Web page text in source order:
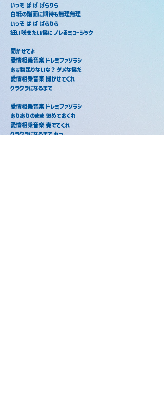
いっそ ぱ ぱ ぱらりら
白紙の譜面に期待も無理無理
いっそ ぱ ぱ ぱらりら
狂い咲きたい僕に ノレるミュージック
聞かせてよ
愛情相乗音楽 ドレミファソラシ
あぁ物足りないな？ ダメな僕だ
愛情相乗音楽 聞かせてくれ
クラクラになるまで
愛情相乗音楽 ドレミファソラシ
ありありのまま 褒めておくれ
愛情相乗音楽 奏でてくれ
クラクラになるまで ねっ